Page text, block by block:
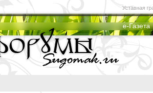
е-Газета
Уставная